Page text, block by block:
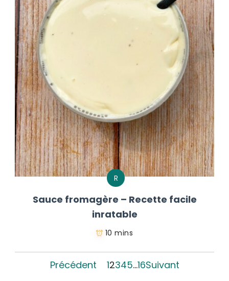
R
Sauce fromagère – Recette facile
inratable
10 mins
Précédent 12345…16Suivant